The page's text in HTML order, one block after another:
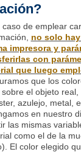
caso de emplear
no solo
impresora y
con
que luego
que los
el objeto
azulejo, metal,
en nuestro
las mismas
como el de la
El color elegido